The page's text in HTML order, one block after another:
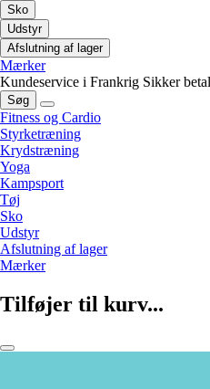
Sko
Udstyr
Afslutning af lager
Mærker
Kundeservice i Frankrig Sikker
Søg
Fitness og Cardio
Styrketræning
Krydstræning
Yoga
Kampsport
Tøj
Sko
Udstyr
Afslutning af lager
Mærker
Tilføjer til kurv...